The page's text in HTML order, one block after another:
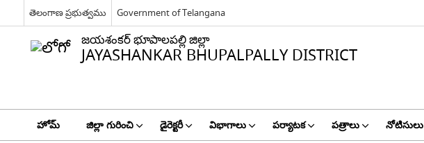
తెలంగాణ ప్రభుత్వము Government of Telangana
జయశంకర్ భూపాలపల్లి జిల్లా
JAYASHANKAR BHUPALPALLY DISTRICT
హోమ్ జిల్లా గురించి డైరెక్టరీ విభాగాలు పర్యాటక పత్రాలు నోటిసులు